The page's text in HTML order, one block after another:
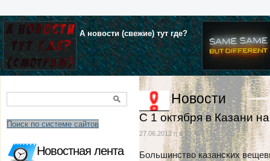
А новости (свежие) тут где?
Поиск по системе сайтов
Новостная лента
Новости
С 1 октября в Казани
27.06.2012 г. в 20:43
Большинство казанских